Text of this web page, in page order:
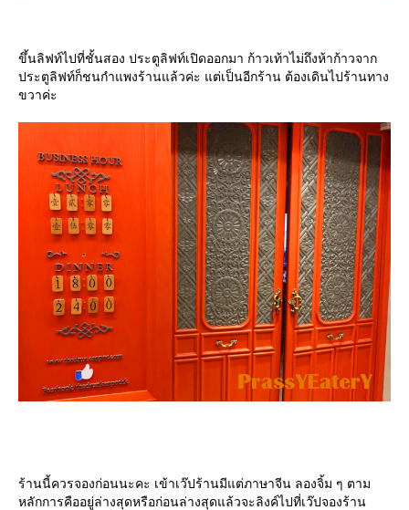
ขึ้นลิฟท์ไปที่ชั้นสอง ประตูลิฟท์เปิดออกมา ก้าวเท้าไม่ถึงห้าก้าวจาก
ประตูลิฟท์ก็ชนกำแพงร้านแล้วค่ะ แต่เป็นอีกร้าน ต้องเดินไปร้านทาง
ขวาค่ะ
ร้านนี้ควรจองก่อนนะคะ เข้าเว๊ปร้านมีแต่ภาษาจีน ลองจิ้ม ๆ ตาม
หลักการคืออยู่ล่างสุดหรือก่อนล่างสุดแล้วจะลิงค์ไปที่เว๊ปจองร้าน